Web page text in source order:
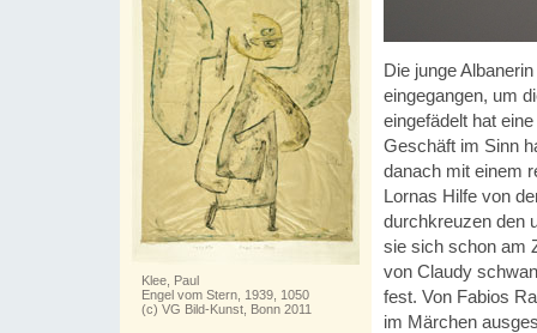
Klee, Paul
Engel vom Stern, 1939, 1050
(c) VG Bild-Kunst, Bonn 2011
Die junge
eingegangen, um
eingefädelt hat
Geschäft im Sinn
danach mit einem
Lornas Hilfe von
durchkreuzen den
sie sich schon am
von Claudy
fest. Von Fabios
im Märchen